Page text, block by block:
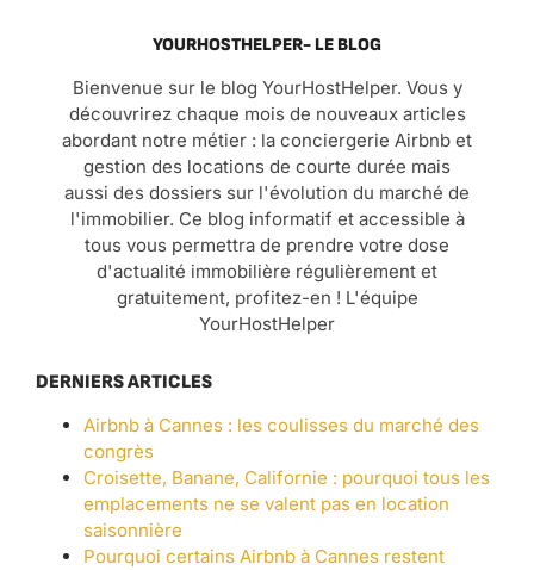
YOURHOSTHELPER- LE BLOG
Bienvenue sur le blog YourHostHelper. Vous y
découvrirez chaque mois de nouveaux articles
abordant notre métier : la conciergerie Airbnb et
gestion des locations de courte durée mais
aussi des dossiers sur l'évolution du marché de
l'immobilier. Ce blog informatif et accessible à
tous vous permettra de prendre votre dose
d'actualité immobilière régulièrement et
gratuitement, profitez-en ! L'équipe
YourHostHelper
DERNIERS ARTICLES
Airbnb à Cannes : les coulisses du marché des
congrès
Croisette, Banane, Californie : pourquoi tous les
emplacements ne se valent pas en location
saisonnière
Pourquoi certains Airbnb à Cannes restent